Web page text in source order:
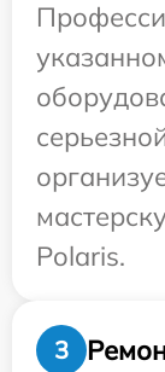
Polaris.
3